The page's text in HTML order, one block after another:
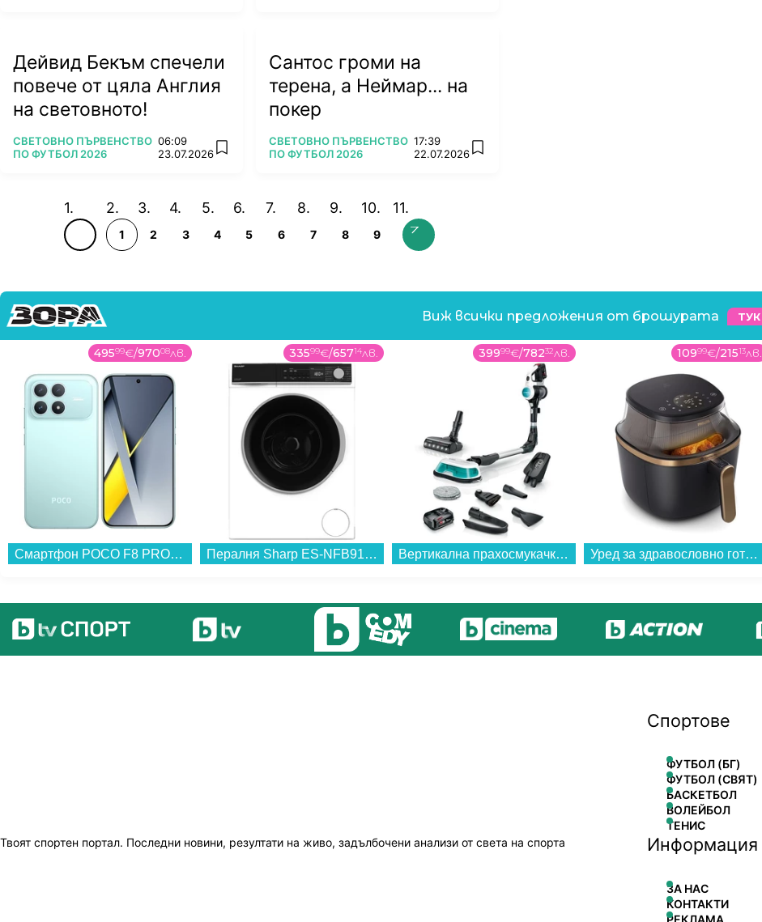
Дейвид Бекъм спечели
повече от цяла Англия
на световното!
ПОВЕЧЕ ОТ
СВЕТОВНО ПЪРВЕНСТВО
ПО ФУТБОЛ 2026
06:09
23.07.2026 add favorites
Сантос громи на
терена, а Неймар... на
покер
ПОВЕЧЕ ОТ
СВЕТОВНО ПЪРВЕНСТВО
ПО ФУТБОЛ 2026
17:39
22.07.2026 add favorites
1 2 3 4 5 6 7 8 9
Виж всички предложения от брошурата ТУК
49599€/97008лв.
Смартфон POCO F8 PRO 256/12 BLUE , 12 GB, 256 GB...
33599€/65714лв.
Пералня Sharp ES-NFB914AWNA , 1400 об./мин., 9.00 kg, A , Бял...
39999€/78232лв.
Вертикална прахосмукачка Bosch BCS712HYG5 Unlimited 7 Aqua...
10999€/21513лв.
Уред за здравословно готвене Philips NA322/00 AirFryer...
Твоят спортен портал. Последни новини, резултати на живо, задълбочени анализи от света на спорта
Спортове
ФУТБОЛ (БГ)
ФУТБОЛ (СВЯТ)
БАСКЕТБОЛ
ВОЛЕЙБОЛ
ТЕНИС
Информация
ЗА НАС
КОНТАКТИ